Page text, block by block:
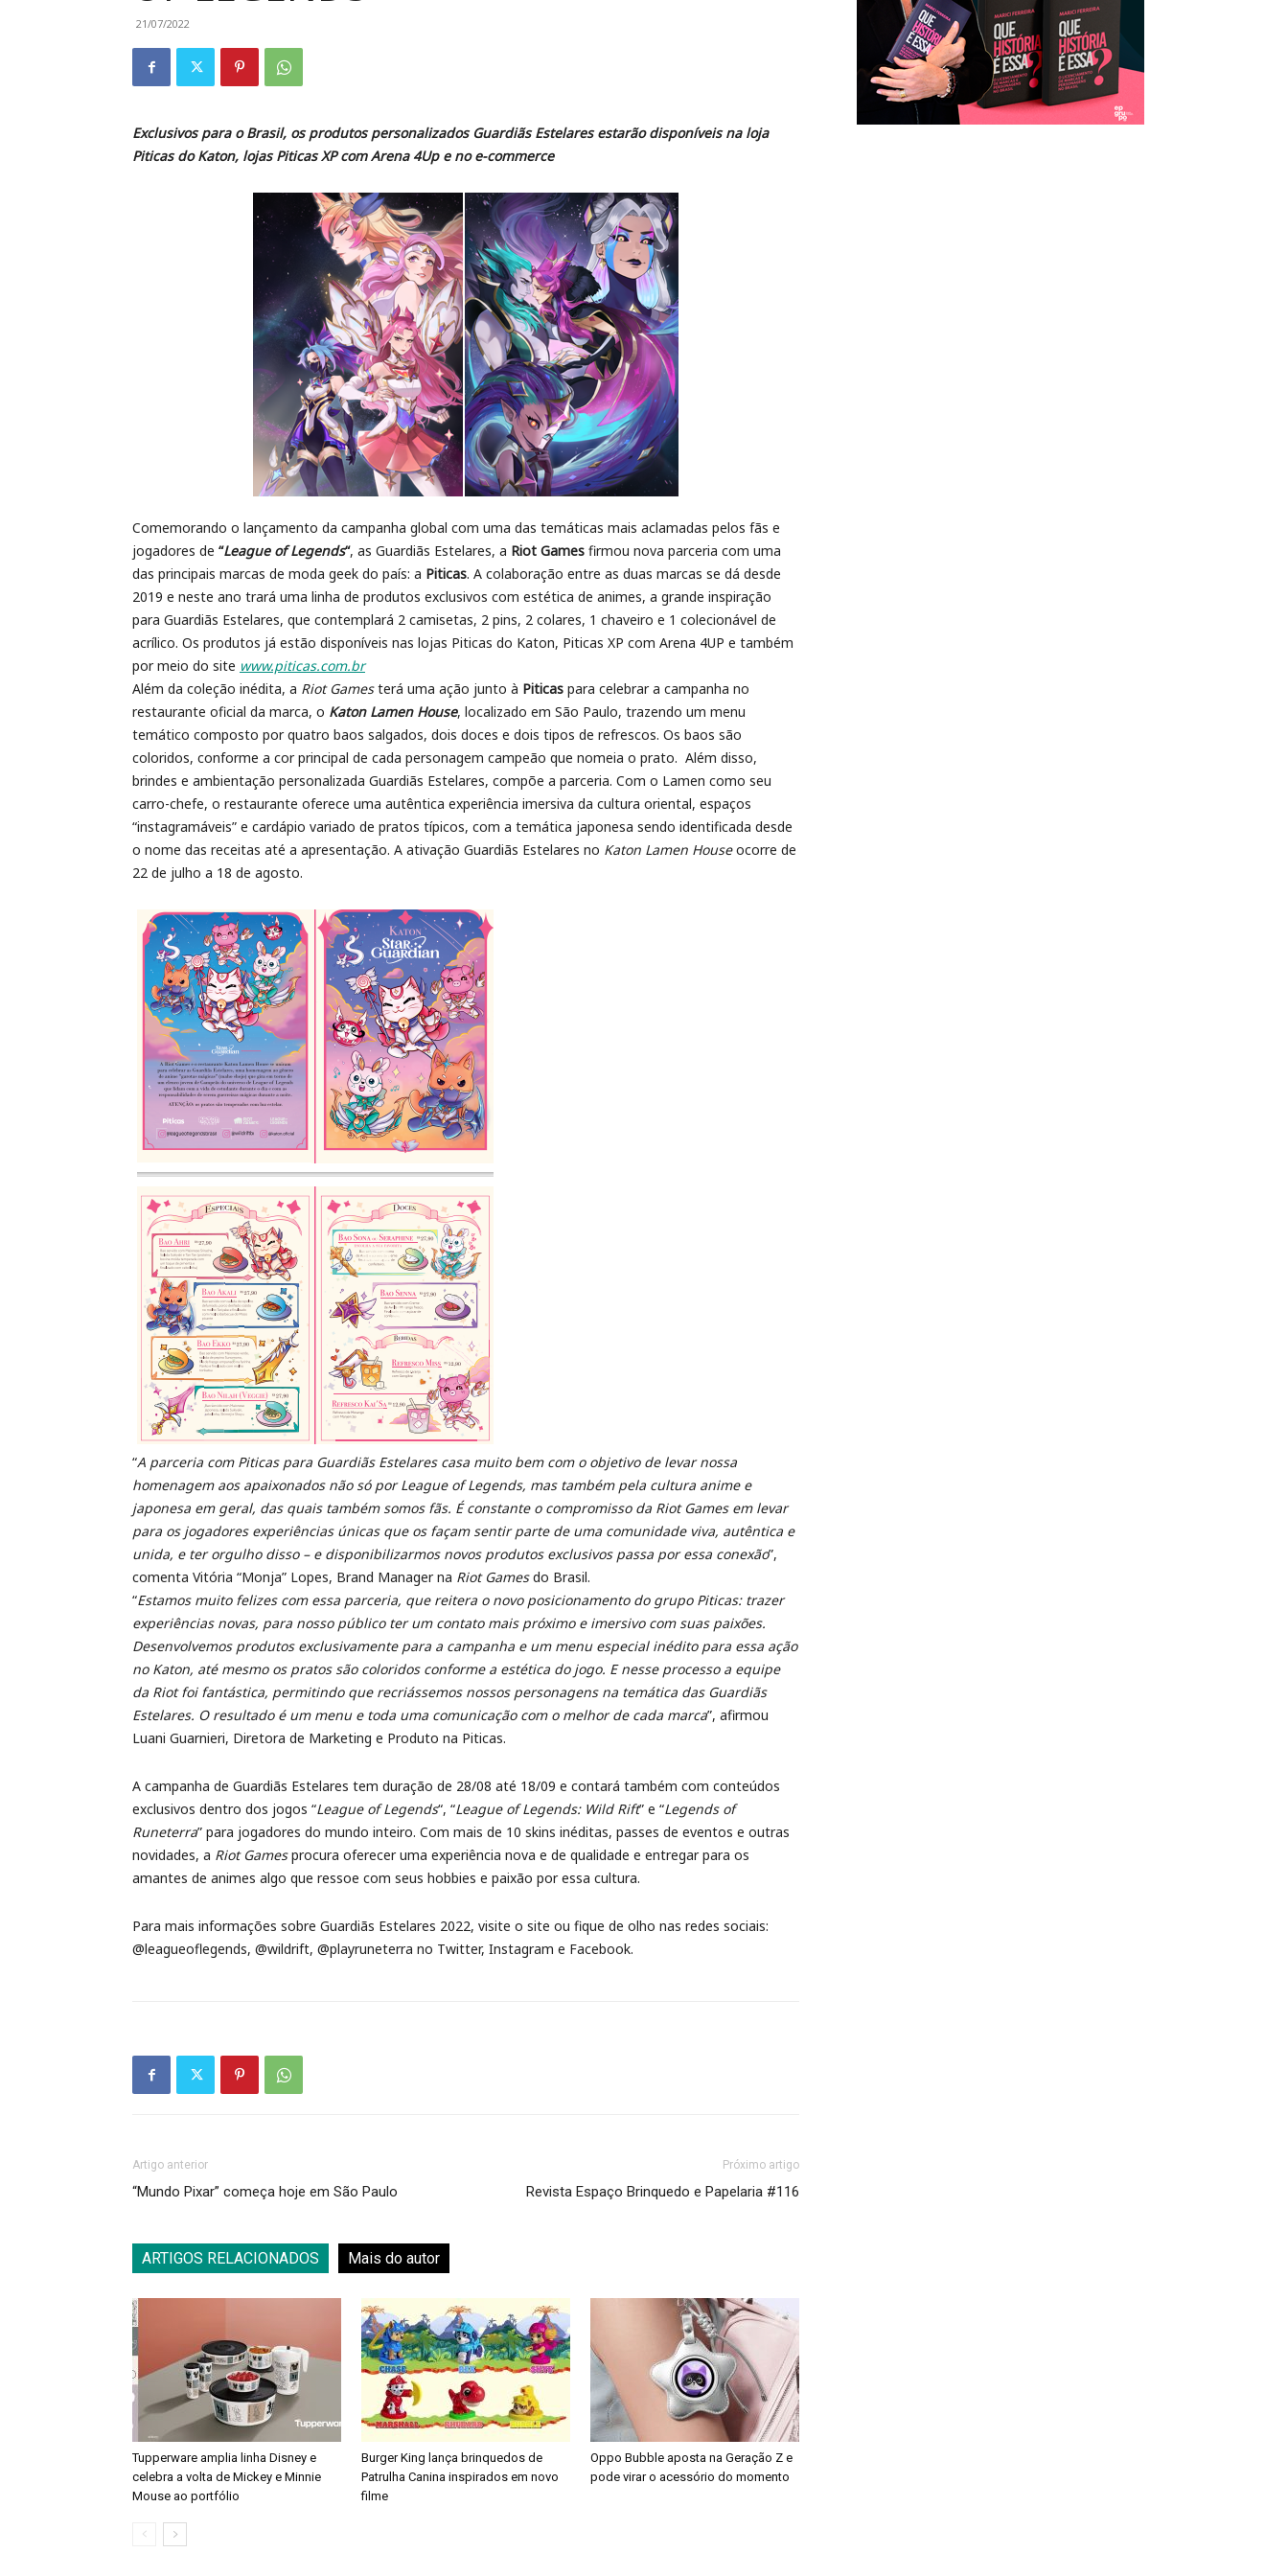
21/07/2022
Exclusivos para o Brasil, os produtos personalizados Guardiãs Estelares estarão disponíveis na loja
Piticas do Katon, lojas Piticas XP com Arena 4Up e no e-commerce
Comemorando o lançamento da campanha global com uma das temáticas mais aclamadas pelos fãs e
jogadores de “League of Legends“, as Guardiãs Estelares, a Riot Games firmou nova parceria com uma
das principais marcas de moda geek do país: a Piticas. A colaboração entre as duas marcas se dá desde
2019 e neste ano trará uma linha de produtos exclusivos com estética de animes, a grande inspiração
para Guardiãs Estelares, que contemplará 2 camisetas, 2 pins, 2 colares, 1 chaveiro e 1 colecionável de
acrílico. Os produtos já estão disponíveis nas lojas Piticas do Katon, Piticas XP com Arena 4UP e também
por meio do site www.piticas.com.br
Além da coleção inédita, a Riot Gamesterá uma ação junto à Piticas para celebrar a campanha no
restaurante oficial da marca, o Katon Lamen House, localizado em São Paulo, trazendo um menu
temático composto por quatro baos salgados, dois doces e dois tipos de refrescos. Os baos são
coloridos, conforme a cor principal de cada personagem campeão que nomeia o prato. Além disso,
brindes e ambientação personalizada Guardiãs Estelares, compõe a parceria. Com o Lamen como seu
carro-chefe, o restaurante oferece uma autêntica experiência imersiva da cultura oriental, espaços
“instagramáveis” e cardápio variado de pratos típicos, com a temática japonesa sendo identificada desde
o nome das receitas até a apresentação. A ativação Guardiãs Estelares no Katon Lamen Houseocorre de
22 de julho a 18 de agosto.
“A parceria com Piticas para Guardiãs Estelares casa muito bem com o objetivo de levar nossa
homenagem aos apaixonados não só por League of Legends, mas também pela cultura anime e
japonesa em geral, das quais também somos fãs. É constante o compromisso da Riot Games em levar
para os jogadores experiências únicas que os façam sentir parte de uma comunidade viva, autêntica e
unida, e ter orgulho disso – e disponibilizarmos novos produtos exclusivos passa por essa conexão”,
comenta Vitória “Monja” Lopes, Brand Manager na Riot Gamesdo Brasil.
“Estamos muito felizes com essa parceria, que reitera o novo posicionamento do grupo Piticas: trazer
experiências novas, para nosso público ter um contato mais próximo e imersivo com suas paixões.
Desenvolvemos produtos exclusivamente para a campanha e um menu especial inédito para essa ação
no Katon, até mesmo os pratos são coloridos conforme a estética do jogo. E nesse processo a equipe
da Riot foi fantástica, permitindo que recriássemos nossos personagens na temática das Guardiãs
Estelares. O resultado é um menu e toda uma comunicação com o melhor de cada marca”, afirmou
Luani Guarnieri, Diretora de Marketing e Produto na Piticas.
A campanha de Guardiãs Estelares tem duração de 28/08 até 18/09 e contará também com conteúdos
exclusivos dentro dos jogos “League of Legends“, “League of Legends: Wild Rift” e “Legends of
Runeterra” para jogadores do mundo inteiro. Com mais de 10 skins inéditas, passes de eventos e outras
novidades, a Riot Gamesprocura oferecer uma experiência nova e de qualidade e entregar para os
amantes de animes algo que ressoe com seus hobbies e paixão por essa cultura.
Para mais informações sobre Guardiãs Estelares 2022, visite o site ou fique de olho nas redes sociais:
@leagueoflegends, @wildrift, @playruneterra no Twitter, Instagram e Facebook.
Artigo anterior
“Mundo Pixar” começa hoje em São Paulo
Próximo artigo
Revista Espaço Brinquedo e Papelaria #116
ARTIGOS RELACIONADOS Mais do autor
Tupperware amplia linha Disney e
celebra a volta de Mickey e Minnie
Mouse ao portfólio
Burger King lança brinquedos de
Patrulha Canina inspirados em novo
filme
Oppo Bubble aposta na Geração Z e
pode virar o acessório do momento